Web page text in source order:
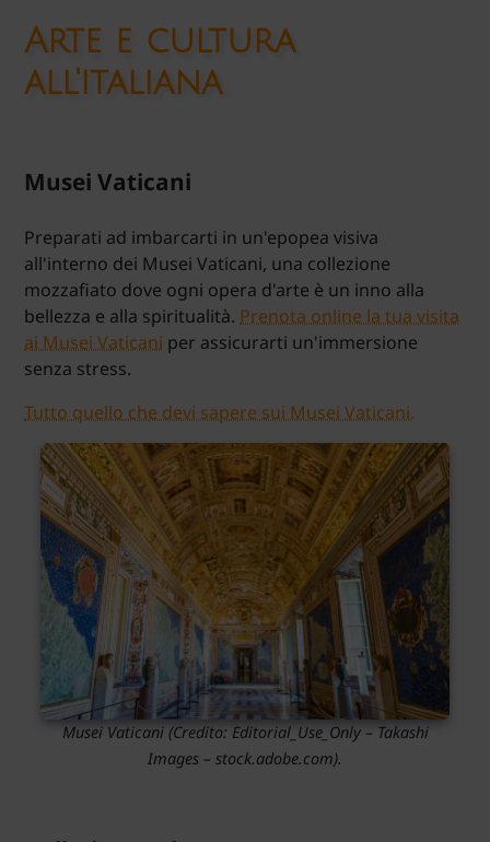
Arte e cultura
all'italiana
Musei Vaticani
Preparati ad imbarcarti in un'epopea visiva
all'interno dei Musei Vaticani, una collezione
mozzafiato dove ogni opera d'arte è un inno alla
bellezza e alla spiritualità. Prenota online la tua visita
ai Musei Vaticani per assicurarti un'immersione
senza stress.
Tutto quello che devi sapere sui Musei Vaticani.
Musei Vaticani (Credito: Editorial_Use_Only – Takashi
Images – stock.adobe.com).